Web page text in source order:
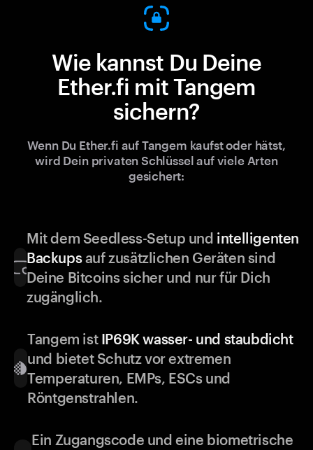
Wie kannst Du Deine
Ether.fi mit Tangem
sichern?
Wenn Du Ether.fi auf Tangem kaufst oder hätst,
wird Dein privaten Schlüssel auf viele Arten
gesichert:
Mit dem Seedless-Setup und intelligenten
Backupsauf zusätzlichen Geräten sind
Deine Bitcoins sicher und nur für Dich
zugänglich.
Tangem ist IP69K wasser- und staubdicht
und bietet Schutz vor extremen
Temperaturen, EMPs, ESCs und
Röntgenstrahlen.
Ein Zugangscode und eine biometrische